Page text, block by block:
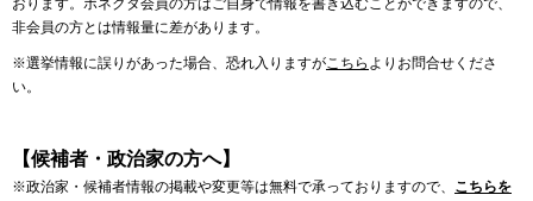
おります。ボネクタ会員の方はご自身で情報を書き込むことができますので、
非会員の方とは情報量に差があります。
※選挙情報に誤りがあった場合、恐れ入りますがこちら よりお問合せくださ
い。
【候補者・政治家の方へ】
※政治家・候補者情報の掲載や変更等は無料で承っておりますので、 こちらを